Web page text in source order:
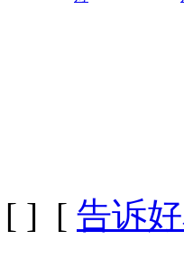
] [ 告诉